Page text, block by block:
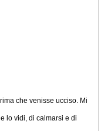
che venisse ucciso. Mi
lo vidi, di calmarsi e di